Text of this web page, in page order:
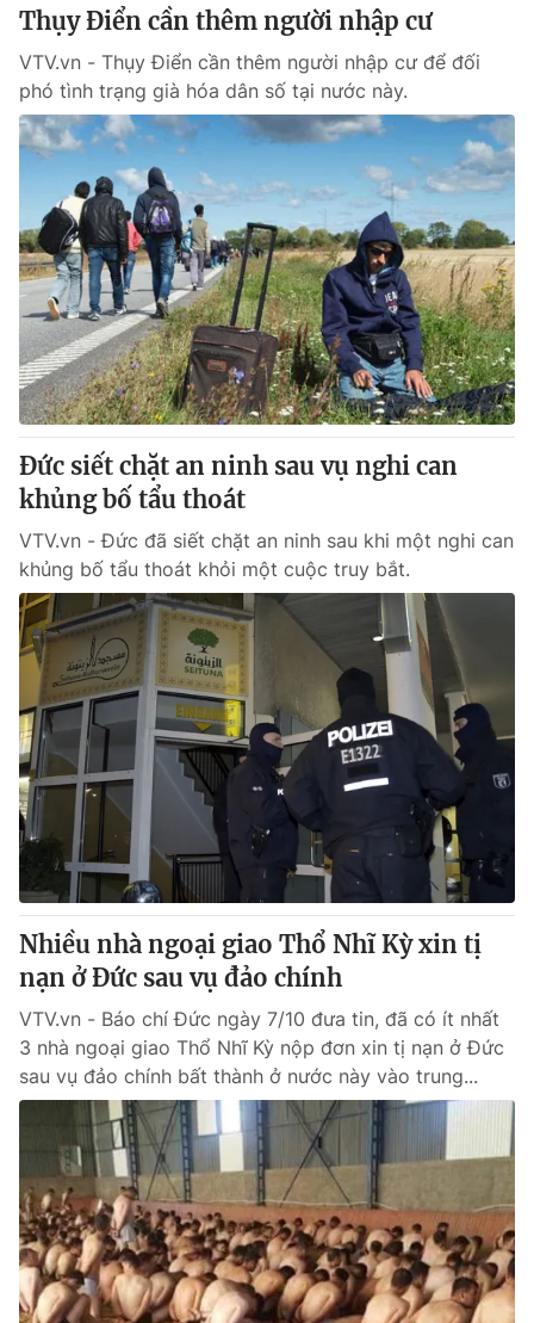
Thụy Điển cần thêm người nhập cư
VTV.vn - Thụy Điển cần thêm người nhập cư để đối
phó tình trạng già hóa dân số tại nước này.
Đức siết chặt an ninh sau vụ nghi can
khủng bố tẩu thoát
VTV.vn - Đức đã siết chặt an ninh sau khi một nghi can
khủng bố tẩu thoát khỏi một cuộc truy bắt.
Nhiều nhà ngoại giao Thổ Nhĩ Kỳ xin tị
nạn ở Đức sau vụ đảo chính
VTV.vn - Báo chí Đức ngày 7/10 đưa tin, đã có ít nhất
3 nhà ngoại giao Thổ Nhĩ Kỳ nộp đơn xin tị nạn ở Đức
sau vụ đảo chính bất thành ở nước này vào trung...